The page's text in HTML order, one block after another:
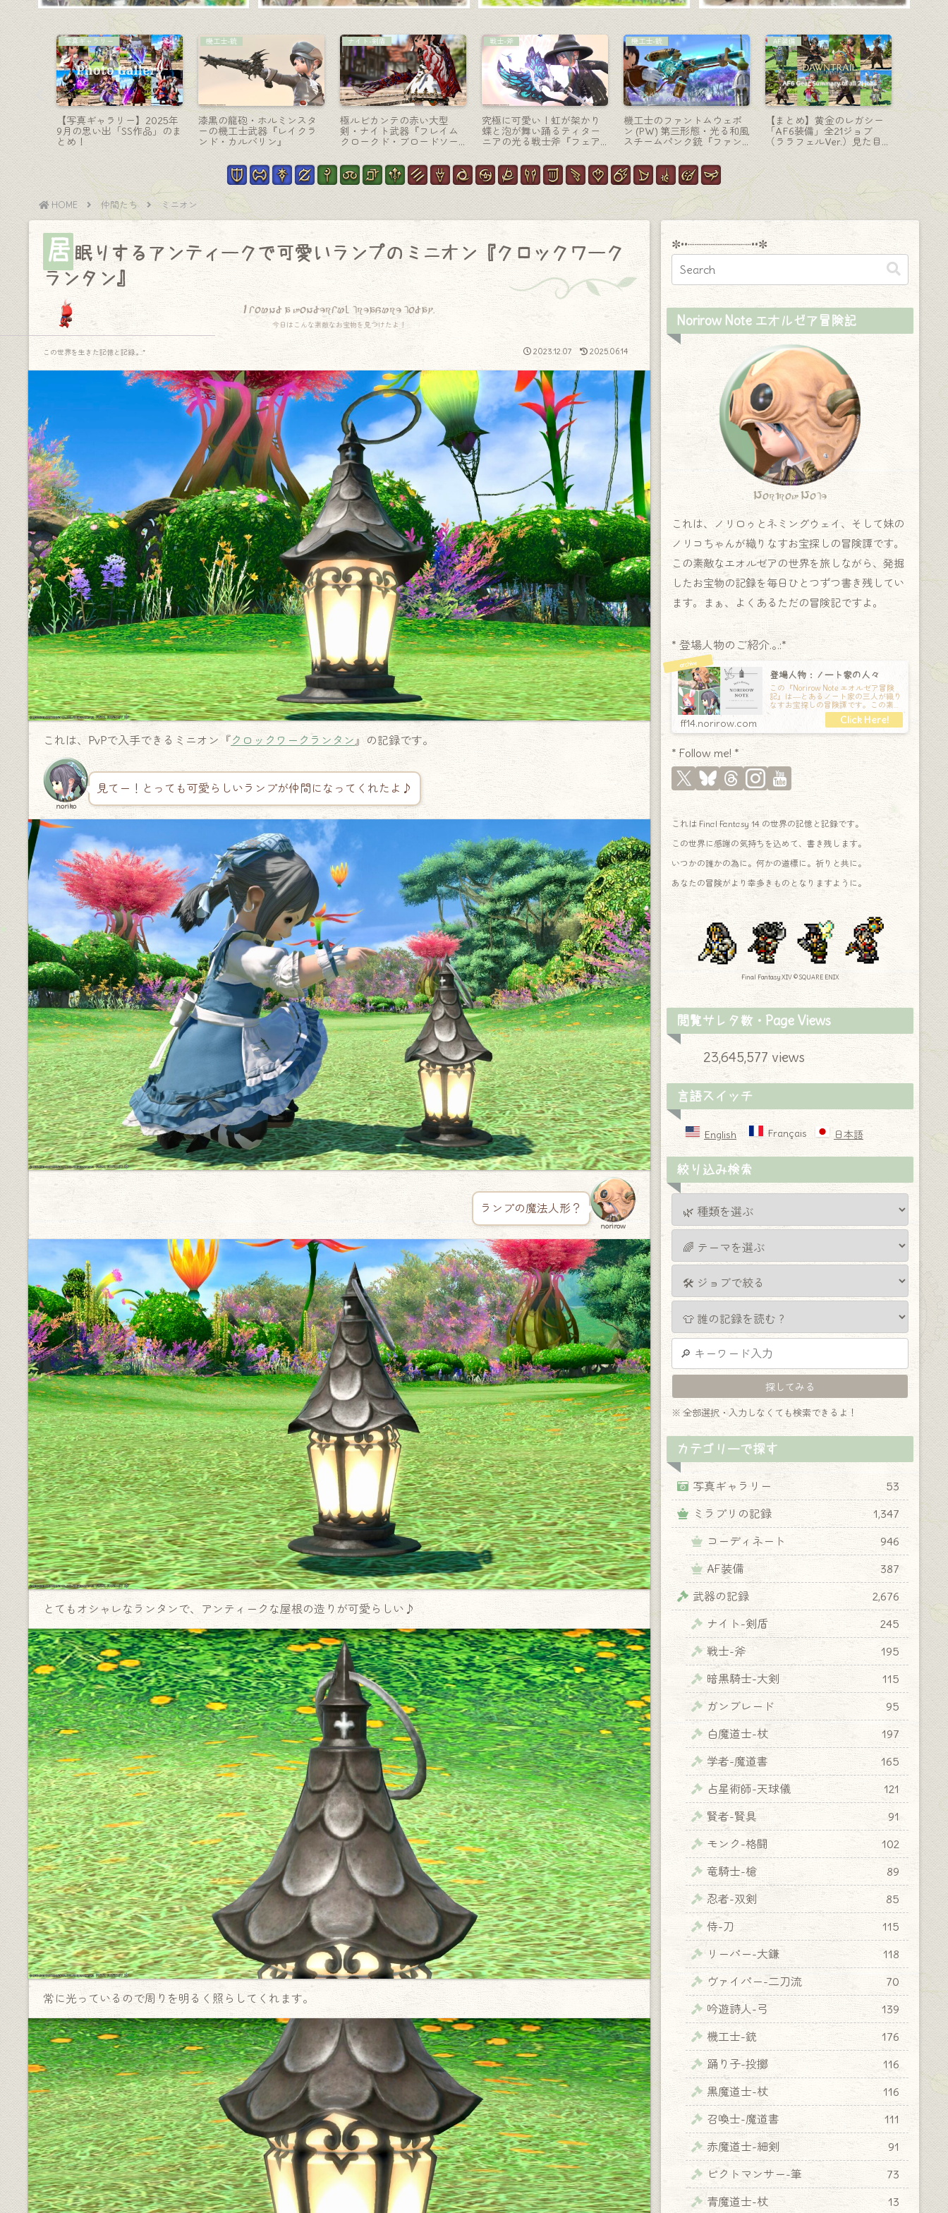
ミラプリの記録
とっても可愛いモフモフの
傘♪『ファットキャットパ
ラソル』(モグコレ)
コーディネート
【ミラプリ】ディファイア
ントコートで高貴で可愛ら
しいタンク用コーデ
暗黒騎士-大剣
鞭のような暗黒騎士剣・極
青龍征魂戦『青龍蛇腹剣』
ナイト-剣盾
ピンクでハートのキュアキ
ュアなナイト武器『コート
リーラヴァー・ソード＆シ
ールド』
機工士-銃
機工士のエウレカウェポン
（EW）第六形態（最終形
態）光る美麗銃『モルフリ
ッス・エウレカ』
戦士-斧
極エターナルクイーンの戦
士武器・電子円盤の美麗斧
『エターナルクイーンズ・
ウォーアクス』
銀細工
HOME 仲間たち ミニオン
居 眠りするアンティークで可愛いランプのミニオン『クロックワーク
ランタン』
I found a wonderful treasure today.
今日はこんな素敵なお宝物を見つけたよ！
2023.12.07 2025.06.14
この世界を生きた記憶と記録.｡.:*
これは、PvPで入手できるミニオン『クロックワークランタン 』の記録です。
noriko
見てー！とっても可愛らしいランプが仲間になってくれたよ♪
ランプの魔法人形？
norirow
とてもオシャレなランタンで、アンティークな屋根の造りが可愛らしい♪
常に光っているので周りを明るく照らしてくれます。
✼••┈┈┈┈┈┈┈┈┈••✼
Norirow Note エオルゼア冒険記
Norirow Note
これは、ノリロゥとネミングウェイ、そして妹の
ノリコちゃんが織りなすお宝探しの冒険譚です。
この素敵なエオルゼアの世界を旅しながら、発掘
したお宝物の記録を毎日ひとつずつ書き残してい
ます。まぁ、よくあるただの冒険記ですよ。
* 登場人物のご紹介.｡.:*
登場人物：ノート家の人々
この『Norirow Note エオルゼア冒険
記』は―とあるノート家の三人が織り
なすお宝探しの冒険譚です。この素敵
な Final Fantasy XIV の世界を旅しな
ff14.norirow.com
* Follow me! *
これは Final Fantasy 14 の世界の記憶と記録です。
この世界に感謝の気持ちを込めて、書き残します。
いつかの誰かの為に。何かの道標に。祈りと共に。
あなたの冒険がより幸多きものとなりますように。
Final Fantasy XIV © SQUARE ENIX
閲覧サレタ数・Page Views
23,645,577 views
言語スイッチ
English Français 日本語
絞り込み検索
※ 全部選択・入力しなくても検索できるよ！
カテゴリーで探す
写真ギャラリー
53
ミラプリの記録
1,347
コーディネート
946
AF装備
387
武器の記録
2,676
ナイト-剣盾
245
戦士-斧
195
暗黒騎士-大剣
115
ガンブレード
95
白魔道士-杖
197
学者-魔道書
165
占星術師-天球儀
121
賢者-賢具
91
モンク-格闘
102
竜騎士-槍
89
忍者-双剣
85
侍-刀
115
リーパー-大鎌
118
ヴァイパー-二刀流
70
吟遊詩人-弓
139
機工士-銃
176
踊り子-投擲
116
黒魔道士-杖
116
召喚士-魔道書
111
赤魔道士-細剣
91
ピクトマンサー-筆
73
青魔道士-杖
13